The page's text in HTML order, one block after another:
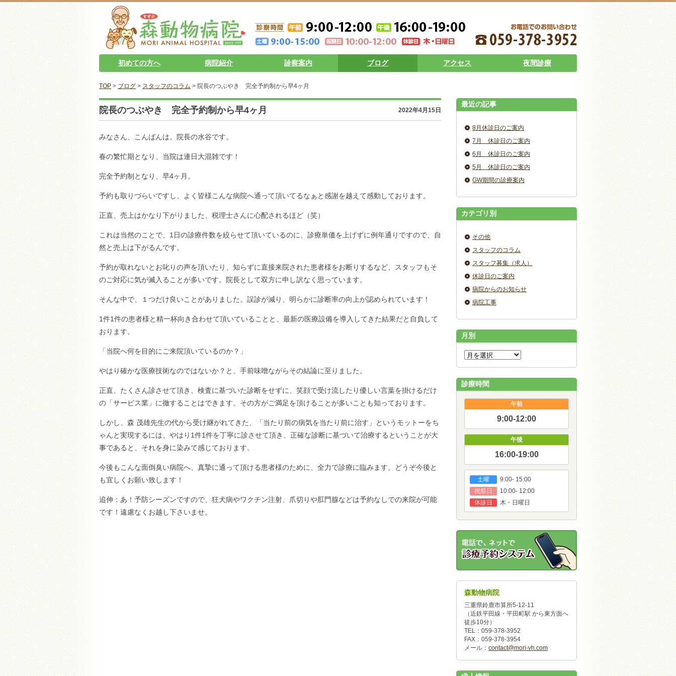
初めての方へ 病院紹介 診察案内 ブログ アクセス 夜間診療
TOP > ブログ > スタッフのコラム > 院長のつぶやき 完全予約制から早4ヶ月
院長のつぶやき 完全予約制から早4ヶ月 2022年4月15日
みなさん、こんばんは。院長の水谷です。
春の繁忙期となり、当院は連日大混雑です！
完全予約制となり、早4ヶ月。
予約も取りづらいですし、よく皆様こんな病院へ通って頂いてるなぁと感謝を越えて感動しております。
正直、売上はかなり下がりました、税理士さんに心配されるほど（笑）
これは当然のことで、1日の診療件数を絞らせて頂いているのに、診療単価を上げずに例年通りですので、自
然と売上は下がるんです。
予約が取れないとお叱りの声を頂いたり、知らずに直接来院された患者様をお断りするなど、スタッフもそ
のご対応に気が滅入ることが多いです。院長として双方に申し訳なく思っています。
そんな中で、１つだけ良いことがありました。誤診が減り、明らかに診断率の向上が認められています！
1件1件の患者様と精一杯向き合わせて頂いていることと、最新の医療設備を導入してきた結果だと自負して
おります。
「当院へ何を目的にご来院頂いているのか？」
やはり確かな医療技術なのではないか？と、手前味噌ながらその結論に至りました。
正直、たくさん診させて頂き、検査に基づいた診断をせずに、笑顔で受け流したり優しい言葉を掛けるだけ
の「サービス業」に徹することはできます。その方がご満足を頂けることが多いことも知っております。
しかし、森 茂雄先生の代から受け継がれてきた、「当たり前の病気を当たり前に治す」というモットーをち
ゃんと実現するには、やはり1件1件を丁寧に診させて頂き、正確な診断に基づいて治療するということが大
事であると、それを身に染みて感じております。
今後もこんな面倒臭い病院へ、真摯に通って頂ける患者様のために、全力で診療に臨みます。どうぞ今後と
も宜しくお願い致します！
追伸：あ！予防シーズンですので、狂犬病やワクチン注射、爪切りや肛門腺などは予約なしでの来院が可能
です！遠慮なくお越し下さいませ。
最近の記事
8月休診日のご案内
7月 休診日のご案内
6月 休診日のご案内
5月 休診日のご案内
GW期間の診療案内
カテゴリ別
その他
スタッフのコラム
スタッフ募集（求人）
休診日のご案内
病院からのお知らせ
病院工事
月別
診療時間
午前
9:00-12:00
午後
16:00-19:00
土曜
9:00- 15:00
祝祭日
10:00- 12:00
休診日
木・日曜日
森動物病院
三重県鈴鹿市算所5-12-11
（近鉄平田線・平田町駅 から東方面へ
徒歩10分）
TEL：059-378-3952
FAX：059-378-3954
メール： contact@mori-vh.com